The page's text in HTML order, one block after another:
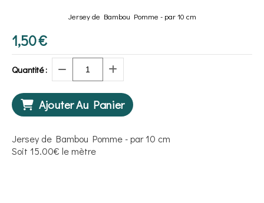
Jersey de Bambou Pomme - par 10 cm
1,50€
Quantité :
Ajouter Au Panier
Jersey de Bambou Pomme - par 10 cm
Soit 15.00€ le mètre